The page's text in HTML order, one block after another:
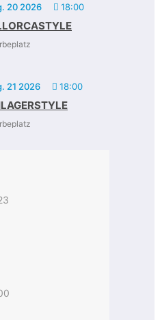
20 2026 18:00
21 2026 18:00